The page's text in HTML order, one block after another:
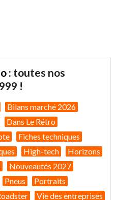
: toutes nos
!
Bilans marché 2026
Dans Le Rétro
Fiches techniques
High-tech
Horizons
Nouveautés 2027
Pneus
Portraits
Vie des entreprises